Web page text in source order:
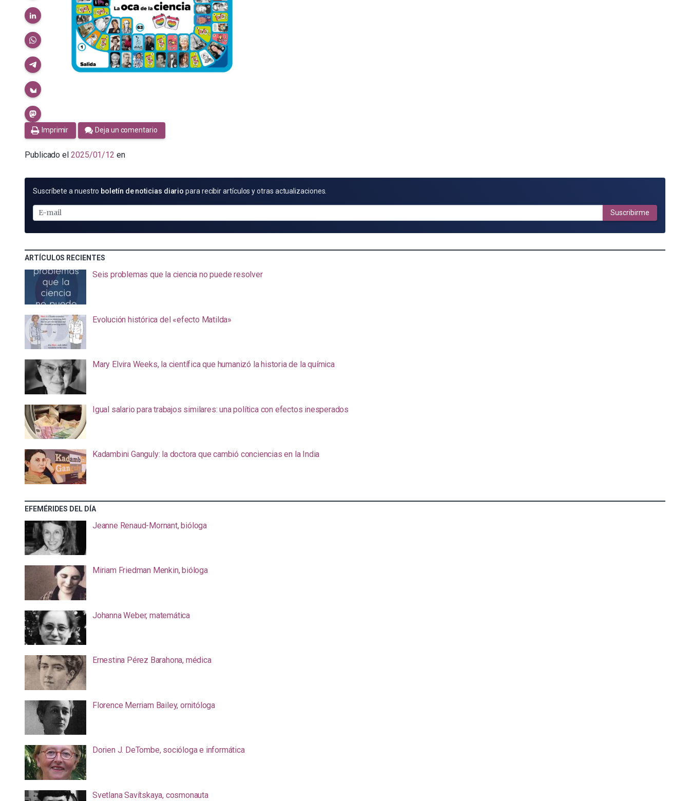
Imprimir Deja un comentario
Publicado el 2025/01/12 en
SUSCRÍBETE
E-
MAIL
Suscríbete a nuestro boletín de noticias diario para recibir artículos y otras actualizaciones.
Suscribirme
ARTÍCULOS RECIENTES
Seis problemas que la ciencia no puede resolver
Evolución histórica del «efecto Matilda»
Mary Elvira Weeks, la científica que humanizó la historia de la química
Igual salario para trabajos similares: una política con efectos inesperados
Kadambini Ganguly: la doctora que cambió conciencias en la India
EFEMÉRIDES DEL DÍA
Jeanne Renaud-Mornant, bióloga
Miriam Friedman Menkin, bióloga
Johanna Weber, matemática
Ernestina Pérez Barahona, médica
Florence Merriam Bailey, ornitóloga
Dorien J. DeTombe, socióloga e informática
Svetlana Savítskaya, cosmonauta